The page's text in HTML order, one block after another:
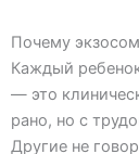
Почему
Каждый
— это
рано, но с
Другие не